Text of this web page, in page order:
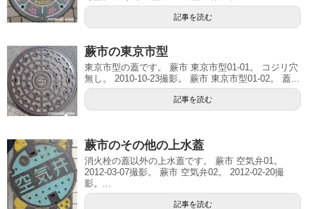
記事を読む
蕨市の東京市型
東京市型の蓋です。 蕨市 東京市型01-01。 コジリ穴
無し。 2010-10-23撮影。 蕨市 東京市型01-02。 蓋...
記事を読む
蕨市のその他の上水蓋
消火栓の蓋以外の上水蓋です。 蕨市 空気弁01。
2012-03-07撮影。 蕨市 空気弁02。 2012-02-20撮
影。...
記事を読む